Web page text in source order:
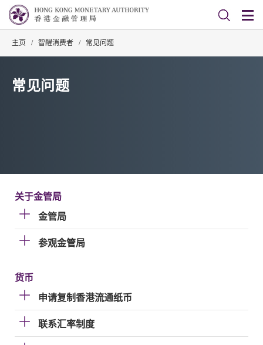
主页 / 智醒消费者 / 常见问题
常见问题
关于金管局
金管局
参观金管局
货币
申请复制香港流通纸币
联系汇率制度